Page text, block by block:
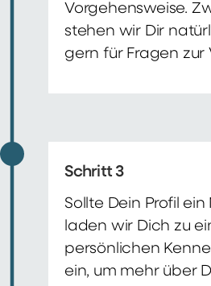
Vorgehensweise.
stehen wir Dir
gern für Fragen zur
Schritt 3
Sollte Dein Profil
laden wir Dich zu
persönlichen
ein, um mehr über